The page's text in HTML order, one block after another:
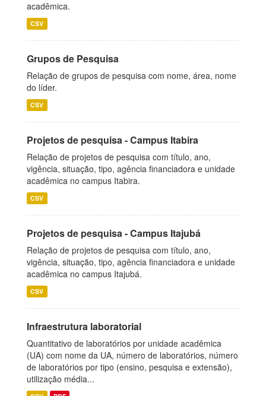
acadêmica.
CSV
Grupos de Pesquisa
Relação de grupos de pesquisa com nome, área, nome
do líder.
CSV
Projetos de pesquisa - Campus Itabira
Relação de projetos de pesquisa com título, ano,
vigência, situação, tipo, agência financiadora e unidade
acadêmica no campus Itabira.
CSV
Projetos de pesquisa - Campus Itajubá
Relação de projetos de pesquisa com título, ano,
vigência, situação, tipo, agência financiadora e unidade
acadêmica no campus Itajubá.
CSV
Infraestrutura laboratorial
Quantitativo de laboratórios por unidade acadêmica
(UA) com nome da UA, número de laboratórios, número
de laboratórios por tipo (ensino, pesquisa e extensão),
utilização média...